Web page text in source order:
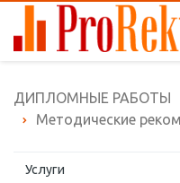
ДИПЛОМНЫЕ РАБОТЫ
Методические
Услуги